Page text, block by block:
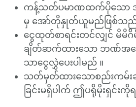
ကန့်သတ်ပမာဏထက်ပိုသော အ
မှ အော်တိုနှုတ်ယူမည်ဖြစ်သည်
ငွေထုတ်စာရင်းတင်လျှင် မိမိဂိ
ချိတ်ဆက်ထားသော ဘဏ်အ
သာငွေလွှဲပေးပါမည် ။
သတ်မှတ်ထားသောစည်းကမ်းခ
ခြင်းမရှိပါက် ဤပရိုမိုးရှင်း